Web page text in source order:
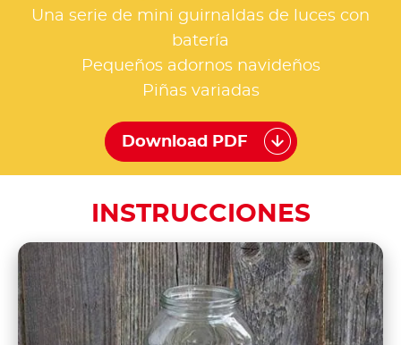
Una serie de mini guirnaldas de luces con
batería
Pequeños adornos navideños
Piñas variadas
Download PDF
INSTRUCCIONES